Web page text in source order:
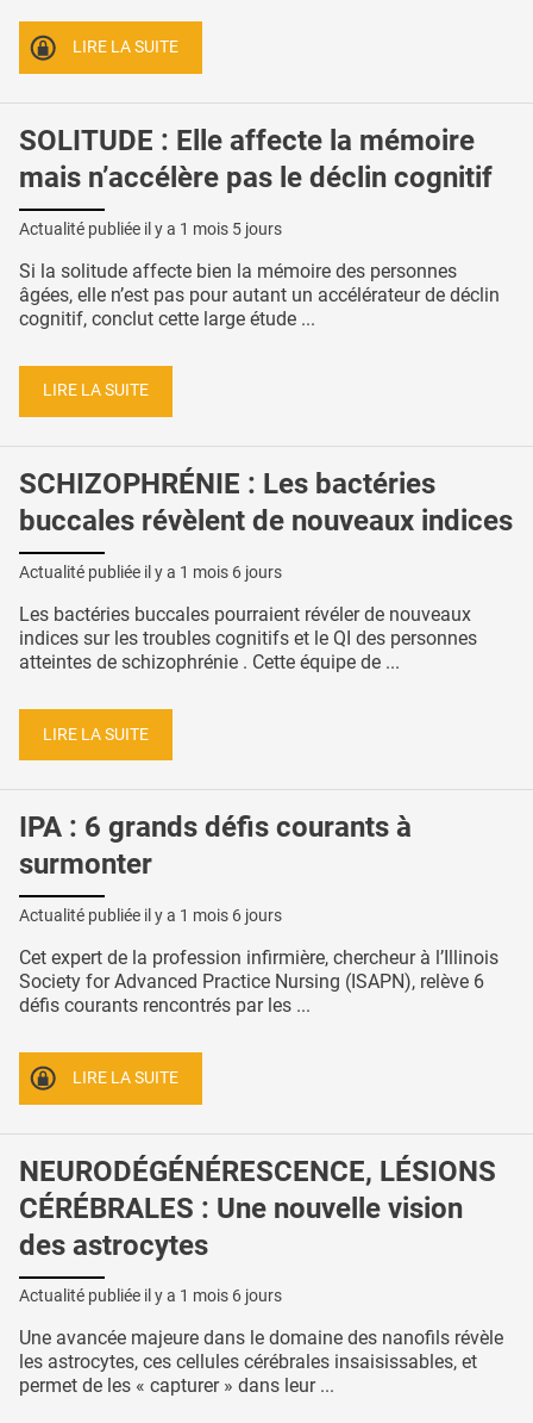
LIRE LA SUITE
SOLITUDE : Elle affecte la mémoire
mais n’accélère pas le déclin cognitif
Actualité publiée il y a 1 mois 5 jours
Si la solitude affecte bien la mémoire des personnes
âgées, elle n’est pas pour autant un accélérateur de déclin
cognitif, conclut cette large étude ...
LIRE LA SUITE
SCHIZOPHRÉNIE : Les bactéries
buccales révèlent de nouveaux indices
Actualité publiée il y a 1 mois 6 jours
Les bactéries buccales pourraient révéler de nouveaux
indices sur les troubles cognitifs et le QI des personnes
atteintes de schizophrénie . Cette équipe de ...
LIRE LA SUITE
IPA : 6 grands défis courants à
surmonter
Actualité publiée il y a 1 mois 6 jours
Cet expert de la profession infirmière, chercheur à l’Illinois
Society for Advanced Practice Nursing (ISAPN), relève 6
défis courants rencontrés par les ...
LIRE LA SUITE
NEURODÉGÉNÉRESCENCE, LÉSIONS
CÉRÉBRALES : Une nouvelle vision
des astrocytes
Actualité publiée il y a 1 mois 6 jours
Une avancée majeure dans le domaine des nanofils révèle
les astrocytes, ces cellules cérébrales insaisissables, et
permet de les « capturer » dans leur ...